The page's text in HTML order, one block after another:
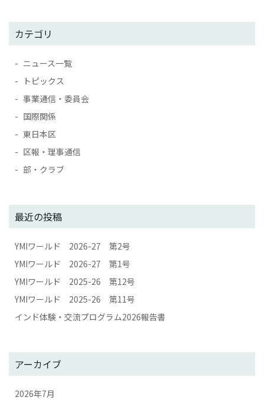
カテゴリ
ニュース一覧
トピックス
事業通信・委員会
国際関係
東日本区
区報・理事通信
部・クラブ
最近の投稿
YMIワールド 2026-27 第2号
YMIワールド 2026-27 第1号
YMIワールド 2025-26 第12号
YMIワールド 2025-26 第11号
インド体験・交流プログラム2026報告書
アーカイブ
2026年7月